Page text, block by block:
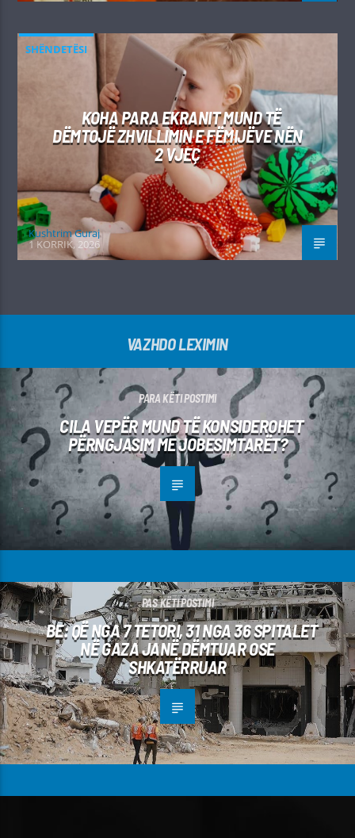
SHËNDETËSI
KOHA PARA EKRANIT MUND TË
DËMTOJË ZHVILLIMIN E FËMIJËVE NËN
2 VJEÇ
Kushtrim Guraj
1 KORRIK, 2026
VAZHDO LEXIMIN
PARA KËTI POSTIMI
CILA VEPËR MUND TË KONSIDEROHET
PËRNGJASIM ME JOBESIMTARËT?
PAS KËTI POSTIMI
BE: QË NGA 7 TETORI, 31 NGA 36 SPITALET
NË GAZA JANË DËMTUAR OSE
SHKATËRRUAR